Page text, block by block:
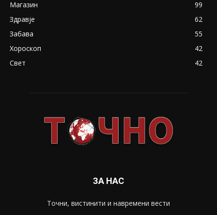
Магазин
99
Здравје
62
Забава
55
Хороскоп
42
Свет
42
ЗА НАС
Точни, вистинити и навремени вести